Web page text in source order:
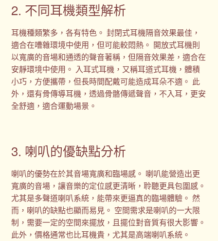
2. 不同耳機類型解析
耳機種類繁多，各有特色。 封閉式耳機隔音效果最佳，
適合在嘈雜環境中使用，但可能較悶熱。 開放式耳機則
以寬廣的音場和通透的聲音著稱，但隔音效果差，適合在
安靜環境中使用。 入耳式耳機，又稱耳道式耳機，體積
小巧，方便攜帶，但長時間配戴可能造成耳朵不適。 此
外，還有骨傳導耳機，透過骨骼傳遞聲音，不入耳，更安
全舒適，適合運動場景。
3. 喇叭的優缺點分析
喇叭的優勢在於其音場寬廣和臨場感。 喇叭能營造出更
寬廣的音場，讓音樂的定位感更清晰，聆聽更具包圍感。
尤其是多聲道喇叭系統，能帶來更逼真的臨場體驗。 然
而，喇叭的缺點也顯而易見。 空間需求是喇叭的一大限
制，需要一定的空間來擺放，且擺位對音質有很大影響。
此外，價格通常也比耳機貴，尤其是高端喇叭系統。